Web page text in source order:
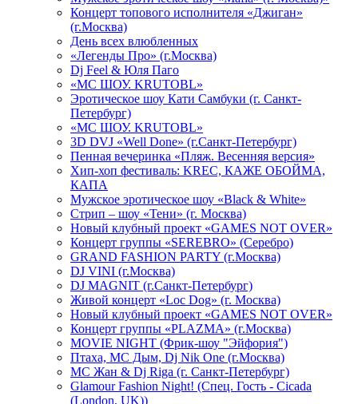
Концерт топового исполнителя «Джиган»
(г.Москва)
День всех влюбленных
«Легенды Про» (г.Москва)
Dj Feel & Юля Паго
«МС ШОУ. KRUTOBL»
Эротическое шоу Кати Самбуки (г. Санкт-
Петербург)
«МС ШОУ. KRUTOBL»
3D DVJ «Well Done» (г.Санкт-Петербург)
Пенная вечеринка «Пляж. Весенняя версия»
Хип-хоп фестиваль: KREC, КАЖЕ ОБОЙМА,
КАПА
Мужское эротическое шоу «Black & White»
Стрип – шоу «Тени» (г. Москва)
Новый клубный проект «GAMES NOT OVER»
Концерт группы «SEREBRO» (Серебро)
GRAND FASHION PARTY (г.Москва)
DJ VINI (г.Москва)
DJ MAGNIT (г.Санкт-Петербург)
Живой концерт «Loc Dog» (г. Москва)
Новый клубный проект «GAMES NOT OVER»
Концерт группы «PLAZMA» (г.Москва)
MOVIE NIGHT (Фрик-шоу "Эйфория")
Птаха, МС Дым, Dj Nik One (г.Москва)
МС Жан & Dj Riga (г. Санкт-Петербург)
Glamour Fashion Night! (Спец. Гость - Cicada
(London, UK))